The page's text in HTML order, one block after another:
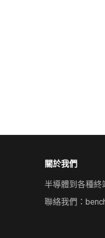
關於我們
半導體到各種終
聯絡我們：